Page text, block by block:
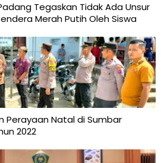
Tegaskan Tidak Ada Unsur
Merah Putih Oleh Siswa
Perayaan Natal di Sumbar
2022